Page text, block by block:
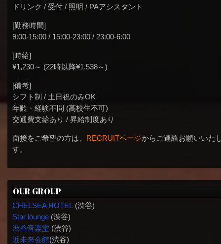
ドリンク / 受付 / 照明 / PAアシスタント
[勤務時間]
9:00-15:00 / 15:00-23:00 / 23:00-6:00
[時給]
¥1,230～ (22時以降¥1,538～)
[備考]
シフト制 / 土日祝のみOK
年齢・経験不問 (高校生不可)
交通費支給あり / 昇給制度あり
面接をご希望の方は、 RECRUITページからご連絡お願いいた
す。
OUR GROUP
CHELSEA HOTEL (渋谷)
Star lounge(渋谷)
渋谷音楽堂(渋谷)
近未来会館(渋谷)